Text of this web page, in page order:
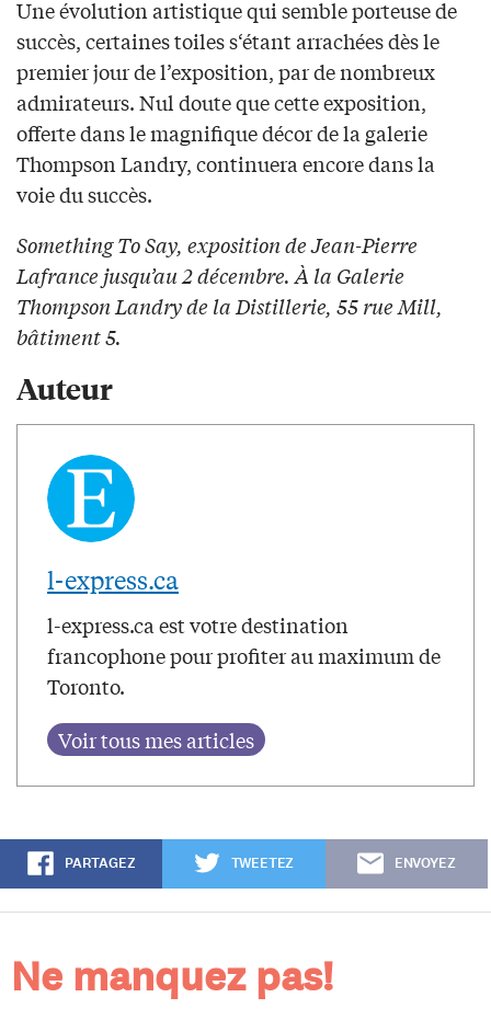
Une évolution artistique qui semble porteuse de
succès, certaines toiles s‘étant arrachées dès le
premier jour de l’exposition, par de nombreux
admirateurs. Nul doute que cette exposition,
offerte dans le magnifique décor de la galerie
Thompson Landry, continuera encore dans la
voie du succès.
Something To Say, exposition de Jean-Pierre
Lafrance jusqu’au 2 décembre. À la Galerie
Thompson Landry de la Distillerie, 55 rue Mill,
bâtiment 5.
Auteur
l-express.ca
l-express.ca est votre destination
francophone pour profiter au maximum de
Toronto.
PARTAGEZ TWEETEZ ENVOYEZ
Ne manquez pas!